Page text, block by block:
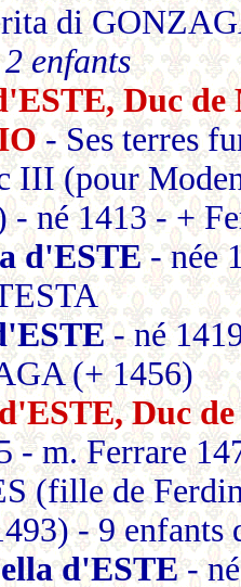
di
2 enfants
Duc
- Ses terres
III (pour
- né 1413 - +
d'ESTE- née
- né
(+ 1456)
Duc
- m. Ferrare
(fille de
- 9 enfants
d'ESTE -